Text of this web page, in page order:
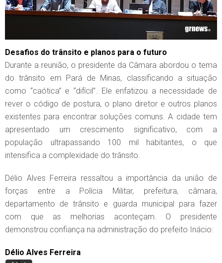
Desafios do trânsito e planos para o futuro
Durante a reunião, o presidente da Câmara abordou o tema
do trânsito em Pará de Minas, classificando a situação
como “caótica” e “difícil”. Ele enfatizou a necessidade de
rever o código de postura, o plano diretor e outros planos
existentes para encontrar soluções comuns. A cidade tem
apresentado um crescimento significativo, com a
população ultrapassando 100 mil habitantes, o que
intensifica a complexidade do trânsito.
Délio Alves Ferreira ressaltou a importância da união de
forças entre a Polícia Militar, prefeitura, câmara,
departamento de trânsito e guarda municipal para fazer
com que as melhorias aconteçam. O presidente
demonstrou confiança na administração do prefeito Inácio:
Délio Alves Ferreira